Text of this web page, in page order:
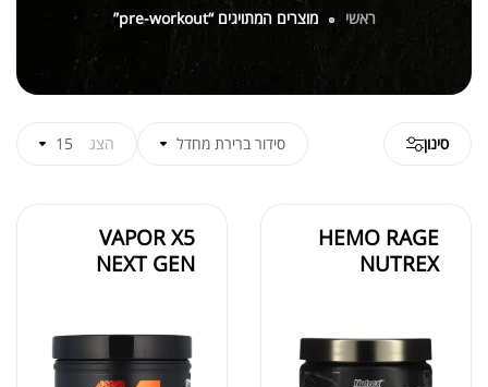
ראשי מוצרים המתויגים “pre-workout”
סינון סידור ברירת מחדל הצג 15
HEMO RAGE
NUTREX
VAPOR X5
NEXT GEN